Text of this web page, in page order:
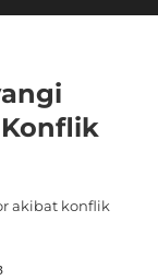
akibat konflik